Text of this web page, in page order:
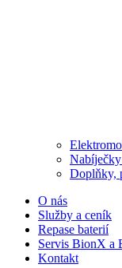
Doplňky,
O nás
Služby a ceník
Repase baterií
Servis BionX a
Kontakt